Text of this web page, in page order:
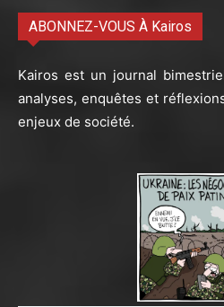
ABONNEZ-VOUS À Kairos
Kairos est un journal
analyses, enquêtes et
enjeux de société.